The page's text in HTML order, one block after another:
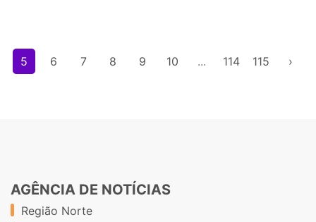
5 6 7 8 9 10 ... 114 115 ›
AGÊNCIA DE NOTÍCIAS
Região Norte